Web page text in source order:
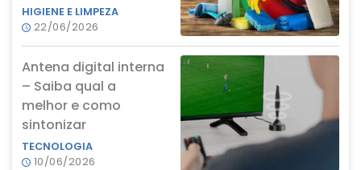
HIGIENE E LIMPEZA
22/06/2026
Antena digital interna
– Saiba qual a
melhor e como
sintonizar
TECNOLOGIA
10/06/2026